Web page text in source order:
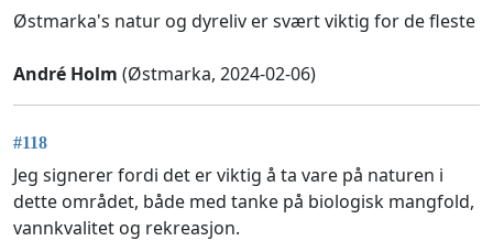
Østmarka's natur og dyreliv er svært viktig for de fleste
André Holm (Østmarka, 2024-02-06)
#118
Jeg signerer fordi det er viktig å ta vare på naturen i
dette området, både med tanke på biologisk mangfold,
vannkvalitet og rekreasjon.